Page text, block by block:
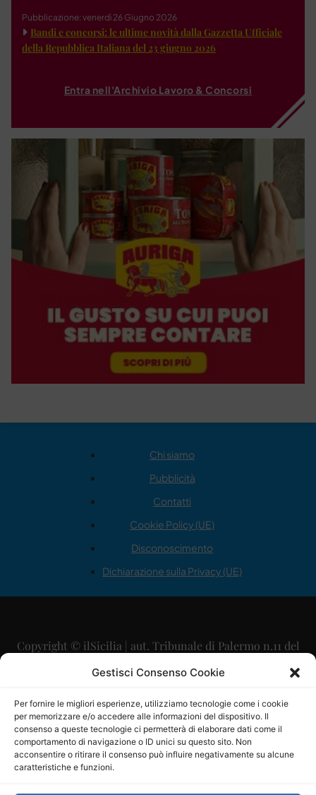
Gestisci Consenso Cookie
Per fornire le migliori esperienze, utilizziamo tecnologie come i cookie
per memorizzare e/o accedere alle informazioni del dispositivo. Il
consenso a queste tecnologie ci permetterà di elaborare dati come il
comportamento di navigazione o ID unici su questo sito. Non
acconsentire o ritirare il consenso può influire negativamente su alcune
caratteristiche e funzioni.
Pubblicazione: venerdì 26 Giugno 2026
Bandi e concorsi: le ultime novità dalla Gazzetta Ufficiale
della Repubblica Italiana del 23 giugno 2026
Entra nell'Archivio Lavoro & Concorsi
Chi siamo
Pubblicità
Contatti
Cookie Policy (UE)
Disconoscimento
Dichiarazione sulla Privacy (UE)
Copyright © ilSicilia | aut. Tribunale di Palermo n.11 del
29/09/2015
Direttore Editoriale: Maurizio Scaglione
Direttore Responsabile: Maria Calabrese